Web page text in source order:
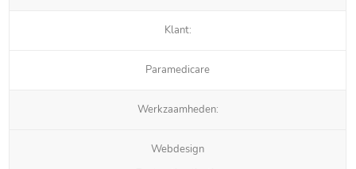
Klant:
Paramedicare
Werkzaamheden:
Webdesign